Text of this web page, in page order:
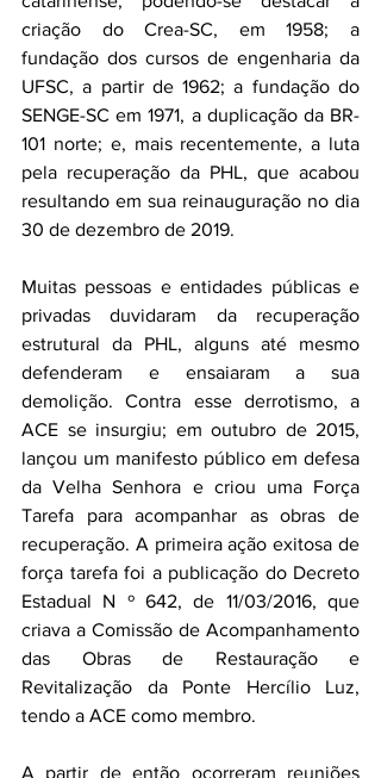
criação do Crea-SC, em 1958; a
fundação dos cursos de engenharia da
UFSC, a partir de 1962; a fundação do
SENGE-SC em 1971, a duplicação da BR-
101 norte; e, mais recentemente, a luta
pela recuperação da PHL, que acabou
resultando em sua reinauguração no dia
30 de dezembro de 2019.
Muitas pessoas e entidades públicas e
privadas duvidaram da recuperação
estrutural da PHL, alguns até mesmo
defenderam e ensaiaram a sua
demolição. Contra esse derrotismo, a
ACE se insurgiu; em outubro de 2015,
lançou um manifesto público em defesa
da Velha Senhora e criou uma Força
Tarefa para acompanhar as obras de
recuperação. A primeira ação exitosa de
força tarefa foi a publicação do Decreto
Estadual N º 642, de 11/03/2016, que
criava a Comissão de Acompanhamento
das Obras de Restauração e
Revitalização da Ponte Hercílio Luz,
tendo a ACE como membro.
A partir de então ocorreram reuniões